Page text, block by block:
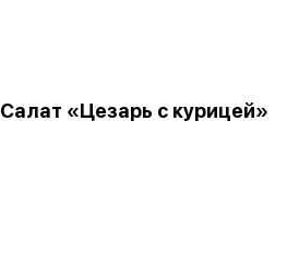
Салат «Цезарь с курицей»